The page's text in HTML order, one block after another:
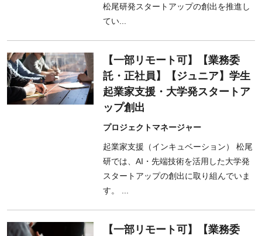
松尾研発スタートアップの創出を推進し
てい...
【一部リモート可】【業務委
託・正社員】【ジュニア】学生
起業家支援・大学発スタートア
ップ創出
プロジェクトマネージャー
起業家支援（インキュベーション） 松尾
研では、AI・先端技術を活用した大学発
スタートアップの創出に取り組んでいま
す。 ...
【一部リモート可】【業務委